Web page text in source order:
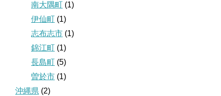
南大隅町 (1)
伊仙町 (1)
志布志市 (1)
錦江町 (1)
長島町 (5)
曽於市 (1)
沖縄県 (2)